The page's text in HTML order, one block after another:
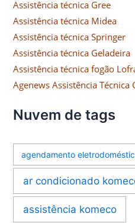
Assistência técnica Gree
Assistência técnica Midea
Assistência técnica Springer
Assistência técnica Geladeira
Assistência técnica fogão
Agenews Assistência Técnica
Nuvem de tags
agendamento
ar condicionado
assistência komeco